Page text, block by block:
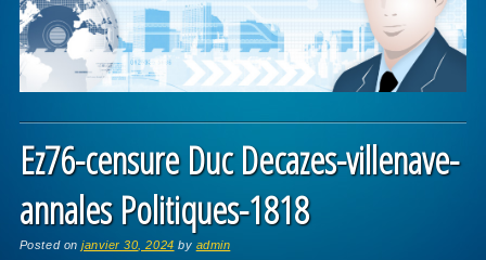
Ez76-censure Duc Decazes-villenave-
annales Politiques-1818
Posted onjanvier 30, 2024 by admin